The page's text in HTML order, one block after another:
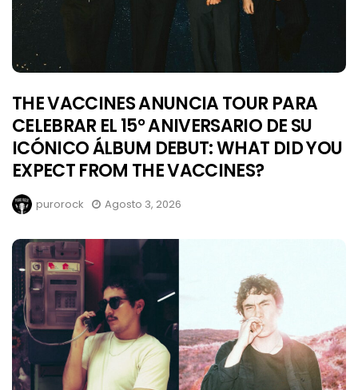
THE VACCINES ANUNCIA TOUR PARA
CELEBRAR EL 15° ANIVERSARIO DE SU
ICÓNICO ÁLBUM DEBUT: WHAT DID YOU
EXPECT FROM THE VACCINES?
purorock Agosto 3, 2026